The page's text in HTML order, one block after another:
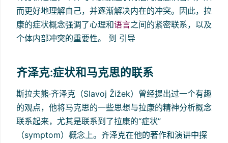
而更好地理解自己，并逐渐解决内在的冲突。因此，拉
康的症状概念强调了心理和语言之间的紧密联系，以及
个体内部冲突的重要性。 到 引导
齐泽克:症状和马克思的联系
斯拉夫熊·齐泽克（Slavoj Žižek）曾经提出过一个有趣
的观点，他将马克思的一些思想与拉康的精神分析概念
联系起来，尤其是联系到了拉康的“症状”
（symptom）概念上。齐泽克在他的著作和演讲中探